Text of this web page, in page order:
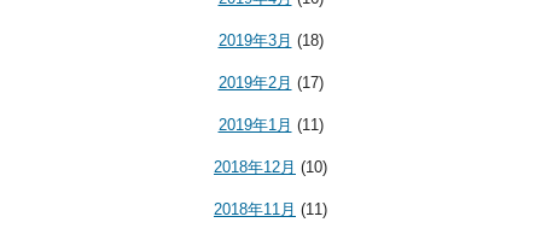
2019年3月 (18)
2019年2月 (17)
2019年1月 (11)
2018年12月 (10)
2018年11月 (11)